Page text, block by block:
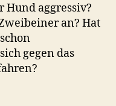
aggressiv?
an? Hat
gegen das